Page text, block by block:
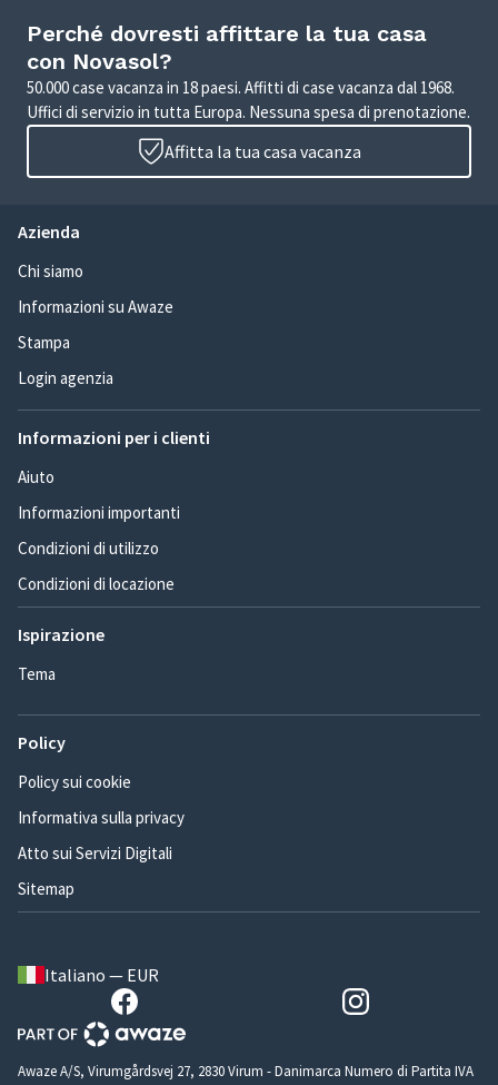
Perché dovresti affittare la tua casa
con Novasol?
50.000 case vacanza in 18 paesi. Affitti di case vacanza dal 1968.
Uffici di servizio in tutta Europa. Nessuna spesa di prenotazione.
Affitta la tua casa vacanza
Azienda
Chi siamo
Informazioni su Awaze
Stampa
Login agenzia
Informazioni per i clienti
Aiuto
Informazioni importanti
Condizioni di utilizzo
Condizioni di locazione
Ispirazione
Tema
Policy
Policy sui cookie
Informativa sulla privacy
Atto sui Servizi Digitali
Sitemap
Italiano — EUR
Awaze A/S, Virumgårdsvej 27, 2830 Virum - Danimarca Numero di Partita IVA